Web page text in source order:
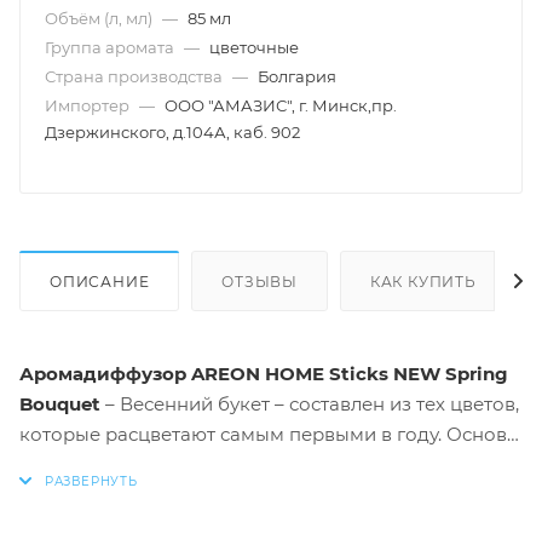
Объём (л, мл) — 85 мл
Группа аромата — цветочные
Страна производства — Болгария
Импортер — ООО "АМАЗИС", г. Минск,пр.
Дзержинского, д.104А, каб. 902
ОПИСАНИЕ ОТЗЫВЫ КАК КУПИТЬ
Аромадиффузор AREON HOME Sticks NEW Spring
Bouquet – Весенний букет – составлен из тех цветов,
которые расцветают самым первыми в году. Основу